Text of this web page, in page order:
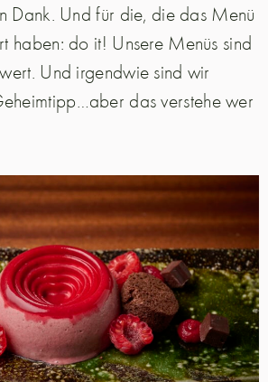
Dank. Und für die, die das Menü
haben: do it! Unsere Menüs sind
Und irgendwie sind wir
das verstehe wer